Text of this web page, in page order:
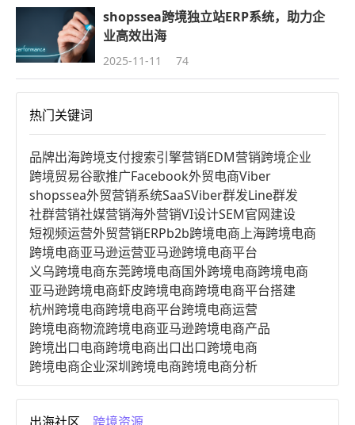
shopssea跨境独立站ERP系统，助力企
业高效出海
2025-11-11 74
热门关键词
品牌出海跨境支付搜索引擎营销EDM营销跨境企业
跨境贸易谷歌推广Facebook外贸电商Viber
shopssea外贸营销系统SaaSViber群发Line群发
社群营销社媒营销海外营销VI设计SEM官网建设
短视频运营外贸营销ERPb2b跨境电商上海跨境电商
跨境电商亚马逊运营亚马逊跨境电商平台
义乌跨境电商东莞跨境电商国外跨境电商跨境电商
亚马逊跨境电商虾皮跨境电商跨境电商平台搭建
杭州跨境电商跨境电商平台跨境电商运营
跨境电商物流跨境电商亚马逊跨境电商产品
跨境出口电商跨境电商出口出口跨境电商
跨境电商企业深圳跨境电商跨境电商分析
进口跨境电商跨境电商服务广州跨境电商
跨境电商市场跨境电商创业跨境电商注册